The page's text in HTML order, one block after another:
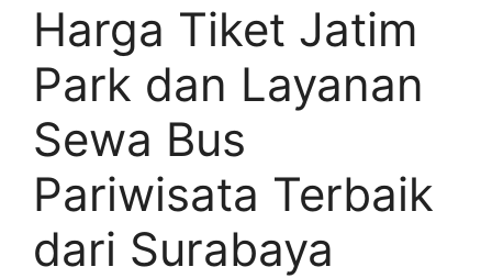
Harga Tiket Jatim
Park dan Layanan
Sewa Bus
Pariwisata Terbaik
dari Surabaya